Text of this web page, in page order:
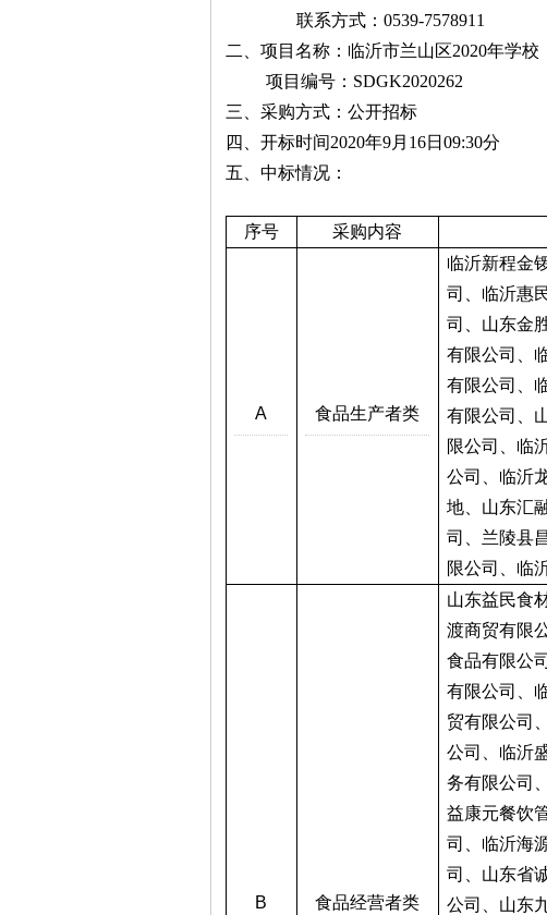
联系方式： 0539-7578911
二、项目名称： 临沂市兰山区2020年学校
项目编号： SDGK2020262
三、采购方式：公开招标
四、开标时间2020年9月 16日 09:30分
五、中标情况：
序号 采购内容
A 食品生产者类
临沂新程金
司、临沂惠
司、山东金
有限公司、
有限公司、
有限公司、
限公司、临
公司、临沂
地、山东汇
司、兰陵县
限公司、临
B 食品经营者类
山东益民食
渡商贸有限
食品有限公
有限公司、
贸有限公司
公司、临沂
务有限公司
益康元餐饮
司、临沂海
司、山东省
公司、山东